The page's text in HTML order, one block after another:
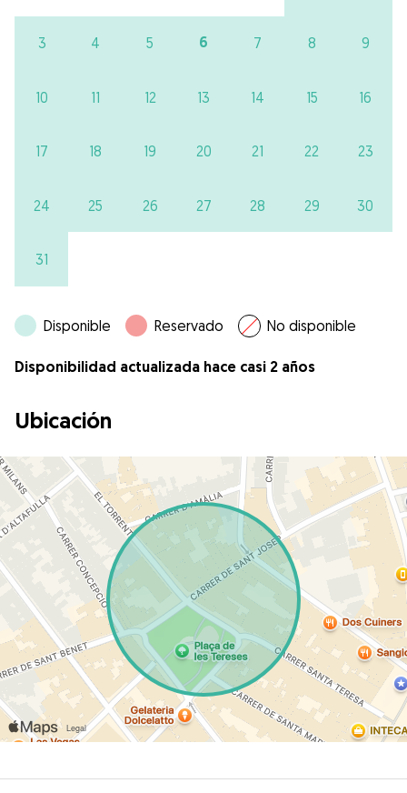
3 4 5 6 7 8 9
10 11 12 13 14 15 16
17 18 19 20 21 22 23
24 25 26 27 28 29 30
31
Disponible Reservado No disponible
Disponibilidad actualizada hace casi 2 años
Ubicación